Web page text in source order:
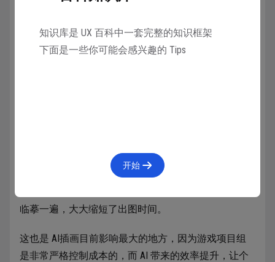
去游戏 UI 绘制界面中的图标是非常痛苦吃力的，一个
简单的宝箱可能就要画很多版本，绞尽脑汁。而 AI 绘
临摹一遍，大大缩短了出图时间。
这也是 AI插画目前影响最大的地方，因为游戏项目组
是非常严格控制成本的，而 AI 带来的效率提升，让个
知识库是 UX 百科中一套完整的知识框架
下面是一些你可能会感兴趣的 Tips
开始